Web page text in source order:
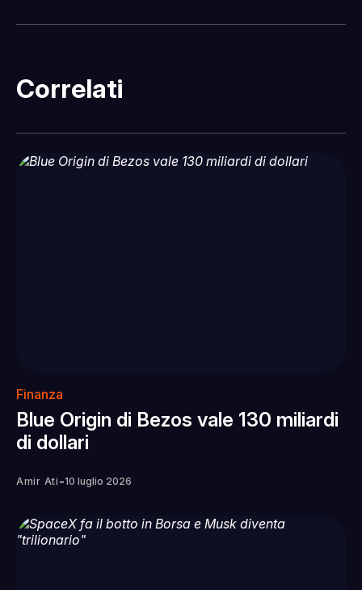
Correlati
Finanza
Blue Origin di Bezos vale 130 miliardi
di dollari
Amir Ati -10 luglio 2026